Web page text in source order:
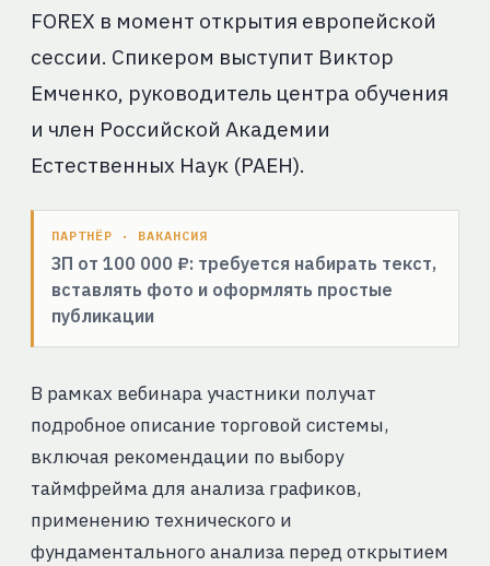
FOREX в момент открытия европейской
сессии. Спикером выступит Виктор
Емченко, руководитель центра обучения
и член Российской Академии
Естественных Наук (РАЕН).
ПАРТНЁР · ВАКАНСИЯ
ЗП от 100 000 ₽: требуется набирать текст,
вставлять фото и оформлять простые
публикации
В рамках вебинара участники получат
подробное описание торговой системы,
включая рекомендации по выбору
таймфрейма для анализа графиков,
применению технического и
фундаментального анализа перед открытием